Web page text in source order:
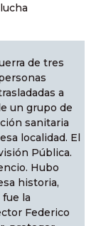
de tres
a
un grupo de
sanitaria
localidad. El
Pública.
Hubo
historia,
la
Federico